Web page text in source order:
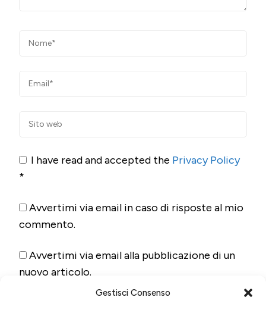
Gestisci Consenso
I have read and accepted the Privacy Policy
*
Avvertimi via email in caso di risposte al mio
commento.
Avvertimi via email alla pubblicazione di un
nuovo articolo.